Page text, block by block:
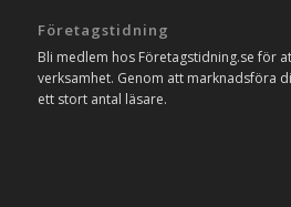
Företagstidning
Bli medlem hos Företagstidning.se för
verksamhet. Genom att marknadsföra
ett stort antal läsare.